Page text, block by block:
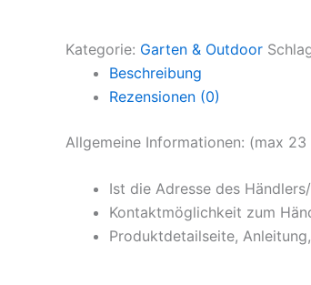
Kategorie: Garten & Outdoor
Beschreibung
Rezensionen (0)
Allgemeine Informationen: (max 23
Ist die Adresse des
Kontaktmöglichkeit zum
Produktdetailseite,